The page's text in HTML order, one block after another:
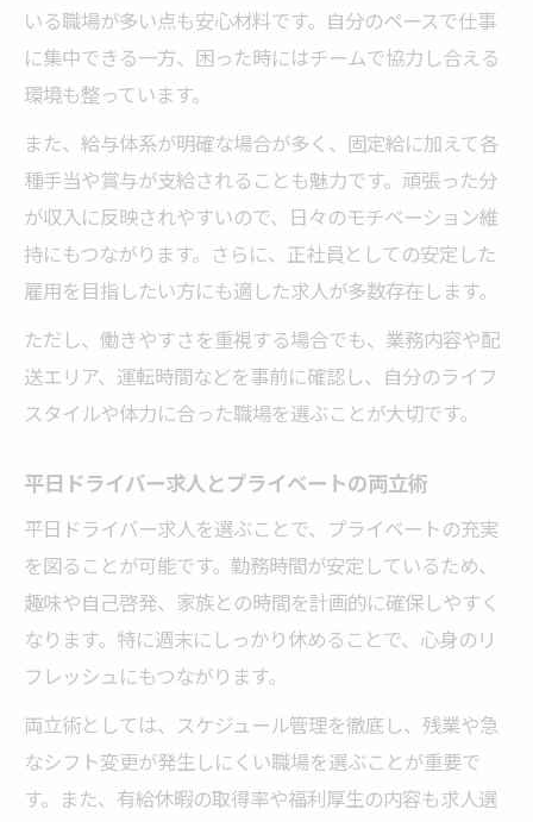
いる職場が多い点も安心材料です。自分のペースで仕事
に集中できる一方、困った時にはチームで協力し合える
環境も整っています。
また、給与体系が明確な場合が多く、固定給に加えて各
種手当や賞与が支給されることも魅力です。頑張った分
が収入に反映されやすいので、日々のモチベーション維
持にもつながります。さらに、正社員としての安定した
雇用を目指したい方にも適した求人が多数存在します。
ただし、働きやすさを重視する場合でも、業務内容や配
送エリア、運転時間などを事前に確認し、自分のライフ
スタイルや体力に合った職場を選ぶことが大切です。
平日ドライバー求人とプライベートの両立術
平日ドライバー求人を選ぶことで、プライベートの充実
を図ることが可能です。勤務時間が安定しているため、
趣味や自己啓発、家族との時間を計画的に確保しやすく
なります。特に週末にしっかり休めることで、心身のリ
フレッシュにもつながります。
両立術としては、スケジュール管理を徹底し、残業や急
なシフト変更が発生しにくい職場を選ぶことが重要で
す。また、有給休暇の取得率や福利厚生の内容も求人選